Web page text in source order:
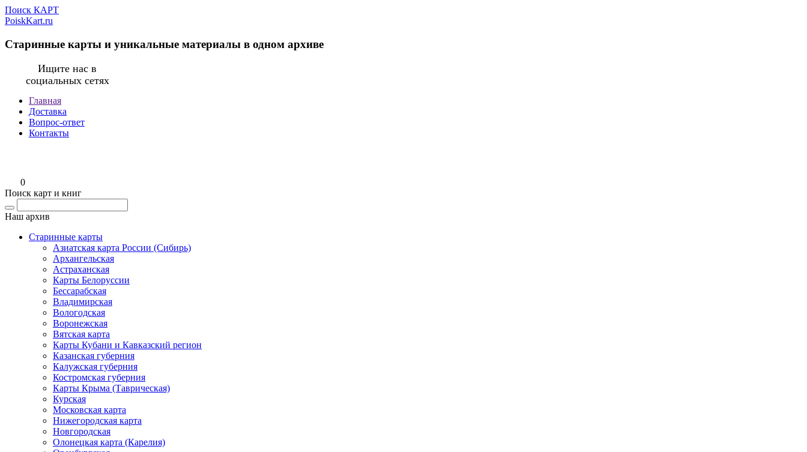
Поиск КАРТ
PoiskKart.ru
Старинные карты и уникальные материалы в одном архиве
Ищите нас в
социальных сетях
Главная
Доставка
Вопрос-ответ
Контакты
0
Поиск карт и книг
Наш архив
Старинные карты
Азиатская карта России (Сибирь)
Архангельская
Астраханская
Карты Белоруссии
Бессарабская
Владимирская
Вологодская
Воронежская
Вятская карта
Карты Кубани и Кавказский регион
Казанская губерния
Калужская губерния
Костромская губерния
Карты Крыма (Таврическая)
Курская
Московская карта
Нижегородская карта
Новгородская
Олонецкая карта (Карелия)